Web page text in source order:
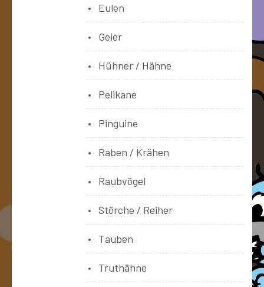
Eulen
Geier
Hühner / Hähne
Pelikane
Pinguine
Raben / Krähen
Raubvögel
Störche / Reiher
Tauben
Truthähne